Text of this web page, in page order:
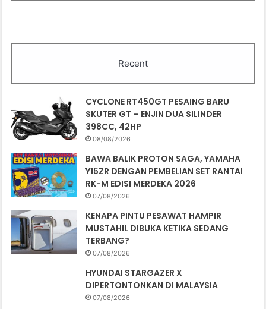
Recent
CYCLONE RT450GT PESAING BARU
SKUTER GT – ENJIN DUA SILINDER
398CC, 42HP
08/08/2026
BAWA BALIK PROTON SAGA, YAMAHA
Y15ZR DENGAN PEMBELIAN SET RANTAI
RK-M EDISI MERDEKA 2026
07/08/2026
KENAPA PINTU PESAWAT HAMPIR
MUSTAHIL DIBUKA KETIKA SEDANG
TERBANG?
07/08/2026
HYUNDAI STARGAZER X
DIPERTONTONKAN DI MALAYSIA
07/08/2026